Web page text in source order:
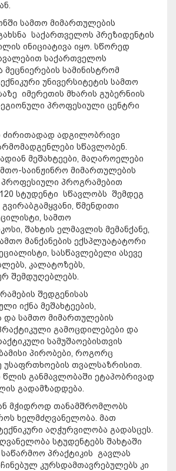
სამთო მიმართულების
საქართველოს პრეზიდენტის
ინიციატივა იყო. სწორედ
საქართველოს
სამინისტრომ
უნივერსიტეტის სამთო
იმერეთის მხარის გუბერნიის
პროფესიული ცენტრი
ძირითადად ადგილობრივი
სწავლობენ.
მეშახტეები, მაღაროელები
საინჟინრო მიმართულების
პროფესიული პროგრამებით
სტუდენტი სწავლობს შემდეგ
წმენდითი
სამთო
შახტის ელმავლის მემანქანე,
მანქანების ექსპლუატატორი
სასწავლებელი ასევე
კალატოზებს,
შემდუღებლებს.
შედგენისას
იქნა მეშახტეების,
და სამთო მიმართულების
გამოცდილებები და
სამუშაოებისთვის
პირობები, როგორც
უსაფრთხოების თვალსაზრისით.
განმავლობაში ეტაპობრივად
გადამზადდება.
მჭიდროდ თანამშრომლობს
ხელმძღვანელობა. მათ
აღჭურვილობა გადასცეს.
სტუდენტებს შახტაში
პრაქტიკის გავლას
კურსდამთავრებულებს კი